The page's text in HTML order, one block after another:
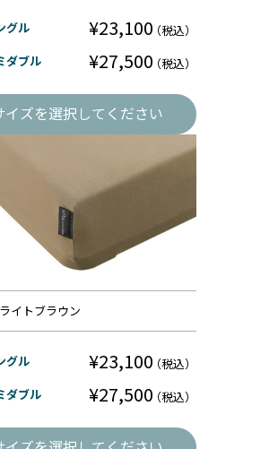
グル ¥23,100（税込）
ダブル
¥27,500（税込）
イズを選択してください
ライトブラウン
グル ¥23,100（税込）
ダブル
¥27,500（税込）